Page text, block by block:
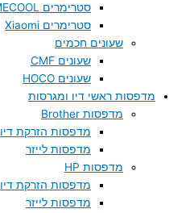
סטרימרים MECOOL
סטרימרים Xiaomi
שעונים חכמים
שעונים CMF
שעונים HOCO
מדפסות ראשי דיו ומגרסות
מדפסות Brother
מדפסות הזרקת דיו
מדפסות לייזר
מדפסות HP
מדפסות הזרקת דיו
מדפסות לייזר